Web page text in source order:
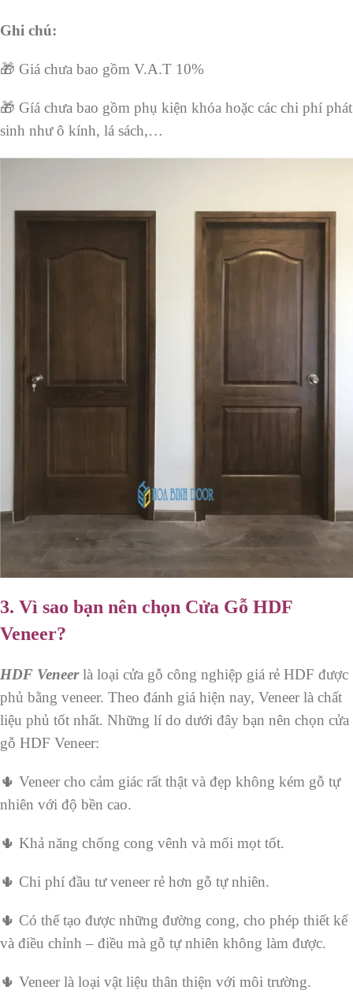
Ghi chú:
🎁 Giá chưa bao gồm V.A.T 10%
🎁 Gíá chưa bao gồm phụ kiện khóa hoặc các chi phí phát
sinh như ô kính, lá sách,…
3. Vì sao bạn nên chọn Cửa Gỗ HDF
Veneer?
HDF Veneerlà loại cửa gỗ công nghiệp giá rẻ HDF được
phủ bằng veneer. Theo đánh giá hiện nay, Veneer là chất
liệu phủ tốt nhất. Những lí do dưới đây bạn nên chọn cửa
gỗ HDF Veneer:
🌵 Veneer cho cảm giác rất thật và đẹp không kém gỗ tự
nhiên với độ bền cao.
🌵 Khả năng chống cong vênh và mối mọt tốt.
🌵 Chi phí đầu tư veneer rẻ hơn gỗ tự nhiên.
🌵 Có thể tạo được những đường cong, cho phép thiết kế
và điều chỉnh – điều mà gỗ tự nhiên không làm được.
🌵 Veneer là loại vật liệu thân thiện với môi trường.